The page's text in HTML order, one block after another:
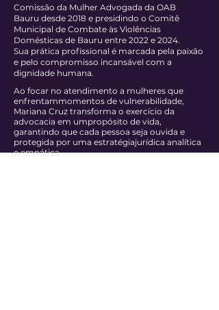
Comissão da Mulher Advogada da OAB
Bauru desde 2018 e presidindo o Comitê
Municipal de Combate às Violências
Domésticas de Bauru entre 2022 e 2024.
Sua prática profissional é marcada pela paixão
e pelo compromisso incansável com a
dignidade humana.
Ao focar no atendimento a mulheres que
enfrentammomentos de vulnerabilidade,
Mariana Cruz transforma o exercício da
advocacia em umpropósito de vida,
garantindo que cada pessoa seja ouvida e
protegida por uma estratégiajurídica analítica
e empática.